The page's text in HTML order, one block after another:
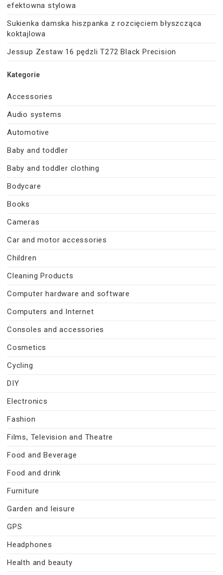
efektowna stylowa
Sukienka damska hiszpanka z rozcięciem błyszcząca
koktajlowa
Jessup Zestaw 16 pędzli T272 Black Precision
Kategorie
Accessories
Audio systems
Automotive
Baby and toddler
Baby and toddler clothing
Bodycare
Books
Cameras
Car and motor accessories
Children
Cleaning Products
Computer hardware and software
Computers and Internet
Consoles and accessories
Cosmetics
Cycling
DIY
Electronics
Fashion
Films, Television and Theatre
Food and Beverage
Food and drink
Furniture
Garden and leisure
GPS
Headphones
Health and beauty